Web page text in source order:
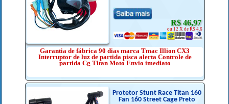
R$ 46,97
ou 12 X de R$ 4.6
Garantia de fábrica 90 dias marca Tmac Illion CX3
Interruptor de luz de partida pisca alerta Controle de
partida Cg Titan Moto Envio imediato
Protetor Stunt Race Titan 160
Fan 160 Street Cage Preto